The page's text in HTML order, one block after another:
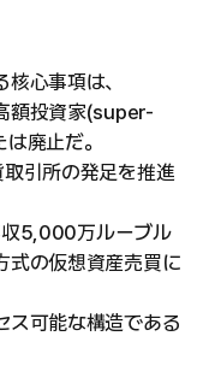
心事項は、
額投資家(super-
廃止だ。
引所の発足を推進
収5,000万ルーブル
式の仮想資産売買に
ス可能な構造である